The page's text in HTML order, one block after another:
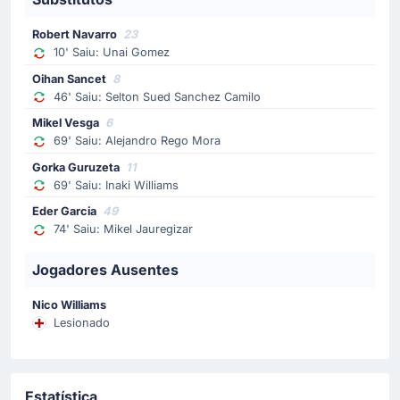
Fermin Lopez Marin entra em campo para substituir
61'
Substituição
Marcus Rashford
Raphinha
A equipe visitante faz a sua terceiro substituição. Entra
Raphinha para o lugar de Marcus Rashford.
61'
Substituição
Ferran Torres
Robert Lewandowski substitui Ferran Torres na equipe
Pau Cubarsi (Barcelona) viu Jose Luis Munuera
Robert Navarro 23
10' Saiu: Unai Gomez
Oihan Sancet 8
46' Saiu: Selton Sued Sanchez Camilo
Mikel Vesga 6
69' Saiu: Alejandro Rego Mora
Gorka Guruzeta 11
69' Saiu: Inaki Williams
Eder Garcia 49
74' Saiu: Mikel Jauregizar
Jogadores Ausentes
Nico Williams
Lesionado